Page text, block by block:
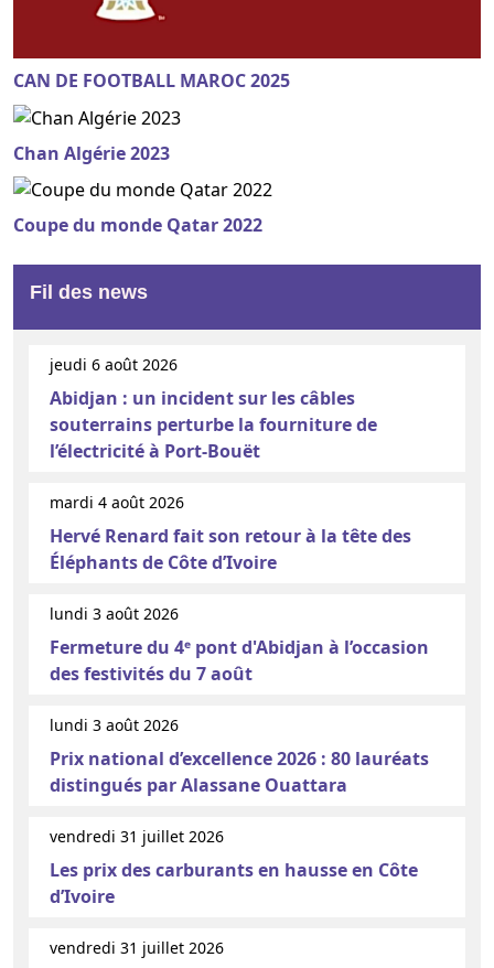
CAN DE FOOTBALL MAROC 2025
Chan Algérie 2023
Coupe du monde Qatar 2022
Fil des news
jeudi 6 août 2026
Abidjan : un incident sur les câbles
souterrains perturbe la fourniture de
l’électricité à Port-Bouët
mardi 4 août 2026
Hervé Renard fait son retour à la tête des
Éléphants de Côte d’Ivoire
lundi 3 août 2026
Fermeture du 4ᵉ pont d'Abidjan à l’occasion
des festivités du 7 août
lundi 3 août 2026
Prix national d’excellence 2026 : 80 lauréats
distingués par Alassane Ouattara
vendredi 31 juillet 2026
Les prix des carburants en hausse en Côte
d’Ivoire
vendredi 31 juillet 2026